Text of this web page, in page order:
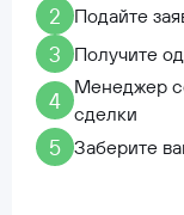
2 Подайте
3 Получите
4
Менеджер
сделки
5 Заберите